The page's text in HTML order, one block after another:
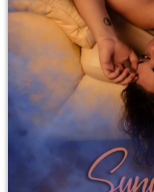
COPERTURA
I VOLTI DELLA RADIO
LE NOTIZIE
CONTATTI